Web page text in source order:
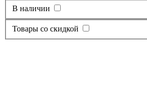
В наличии
Товары со скидкой